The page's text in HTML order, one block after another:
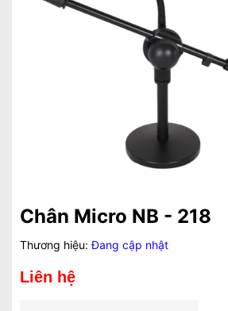
Chân Micro NB - 218
Thương hiệu: Đang cập nhật
Liên hệ